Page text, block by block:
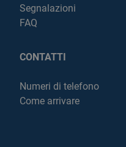
Segnalazioni
FAQ
CONTATTI
Numeri di telefono
Come arrivare